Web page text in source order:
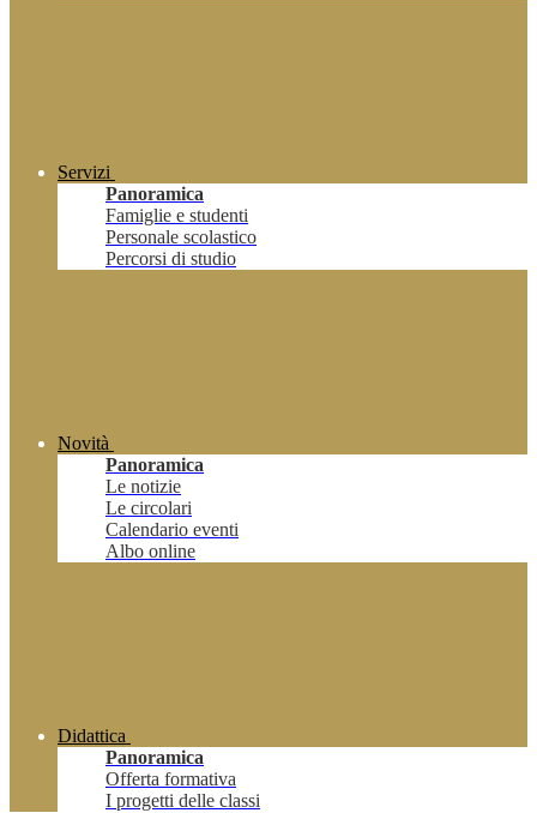
Servizi
Panoramica
Famiglie e studenti
Personale scolastico
Percorsi di studio
Novità
Panoramica
Le notizie
Le circolari
Calendario eventi
Albo online
Didattica
Panoramica
Offerta formativa
I progetti delle classi